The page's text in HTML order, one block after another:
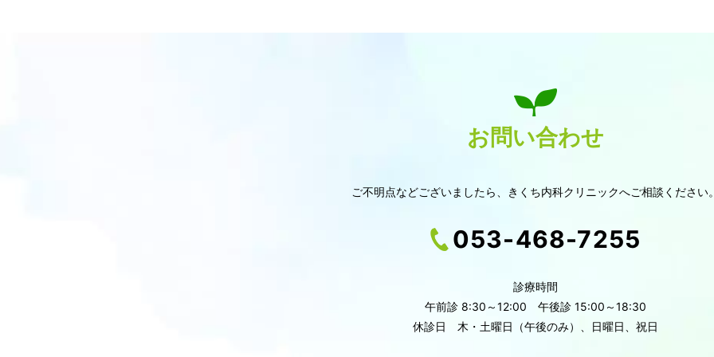
お問い合わせ
ご不明点などございましたら、 きくち内科クリニックへご相談ください
053-468-7255
診療時間
午前診 8:30～12:00 午後診 15:00～18:30
休診日
木・土曜日（午後のみ）、日曜日、祝日